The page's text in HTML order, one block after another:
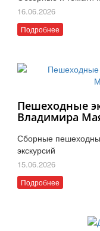
16.06.2026
Подробнее
Пешеходные
Владимира
Сборные
экскурсий
15.06.2026
Подробнее